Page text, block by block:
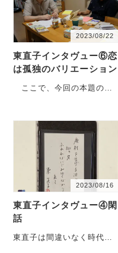
2023/08/22
東直子インタヴュー⑥恋
は孤独のバリエーション
ここで、今回の本題の一
んには、予め ・・・
2023/08/16
東直子インタヴュー④閑
話
東直子は間違いなく時代の